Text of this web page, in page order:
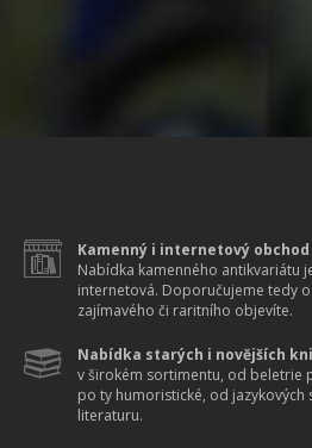
Kamenný i internetový obchod
Nabídka kamenného antikvariátu
internetová. Doporučujeme tedy
zajímavého či raritního objevíte.
Nabídka starých i novějších
v širokém sortimentu, od beletrie
po ty humoristické, od jazykových
literaturu.